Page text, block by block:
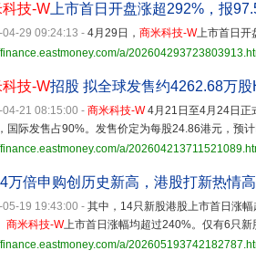
技-W 上市首日开盘涨超292%，报
29 09:24:13 - 4月29日， 商米科技-W上市首日开
a/
技-W招股 拟全球发售约4262.68万股
21 08:15:00 - 商米科技-W4月21日至4月24日正
国际发售占90%。发售价定为每股24.86港元，预
a/
万倍申购创历史新高，港股打新热情
19 19:43:00 - 其中，14只新股港股上市首日涨
商米科技-W上市首日涨幅均超过240%。仅有6只
a/